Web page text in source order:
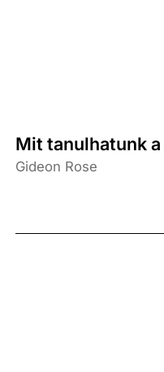
Mit tanulhatunk
Gideon Rose